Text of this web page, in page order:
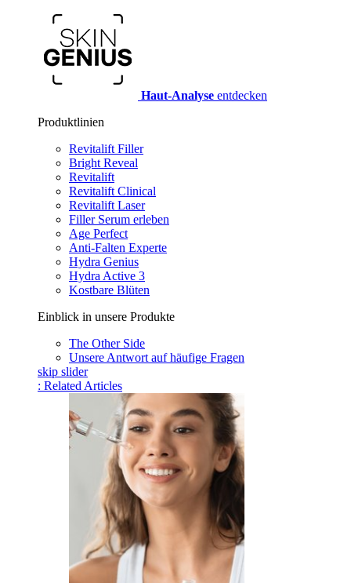
Haut-Analyse entdecken
Produktlinien
Revitalift Filler
Bright Reveal
Revitalift
Revitalift Clinical
Revitalift Laser
Filler Serum erleben
Age Perfect
Anti-Falten Experte
Hydra Genius
Hydra Active 3
Kostbare Blüten
Einblick in unsere Produkte
The Other Side
Unsere Antwort auf häufige Fragen
skip slider
: Related Articles